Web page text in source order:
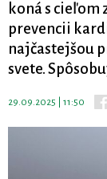
koná s cieľom
prevencii
najčastejšou
svete.
29.09.2025 | 11:50